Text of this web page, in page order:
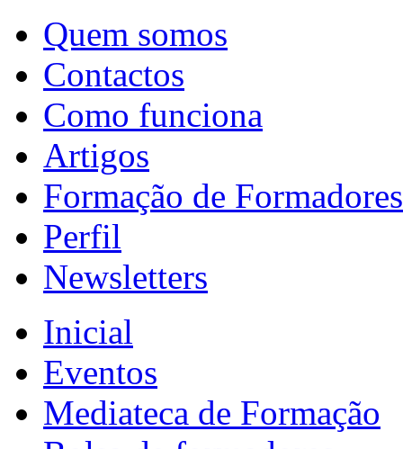
Quem somos
Contactos
Como funciona
Artigos
Formação de Formadores
Perfil
Newsletters
Inicial
Eventos
Mediateca de Formação